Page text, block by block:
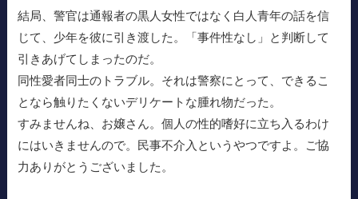
結局、警官は通報者の黒人女性ではなく白人青年の話を信
じて、少年を彼に引き渡した。「事件性なし」と判断して
引きあげてしまったのだ。
同性愛者同士のトラブル。それは警察にとって、できるこ
となら触りたくないデリケートな腫れ物だった。
すみませんね、お嬢さん。個人の性的嗜好に立ち入るわけ
にはいきませんので。民事不介入というやつですよ。ご協
力ありがとうございました。